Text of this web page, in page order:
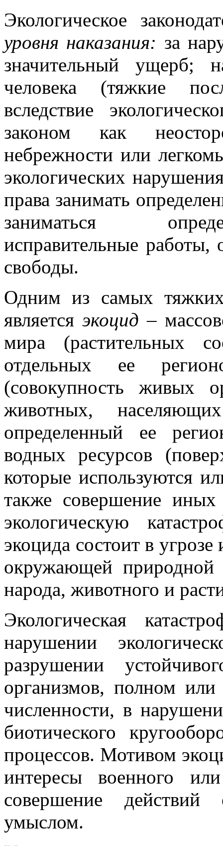
Экологическое
уровня наказания: за
значительный ущерб;
человека (тяжкие
вследствие
законом как
небрежности или
экологических
права занимать
заниматься
исправительные работы,
свободы.
Одним из самых тяжких
является экоцид –
мира (растительных
отдельных ее
(совокупность живых
животных,
определенный ее
водных ресурсов
которые используются
также совершение иных
экологическую
экоцида состоит в
окружающей природной
народа, животного и
Экологическая
нарушении
разрушении
организмов, полном
численности, в
биотического
процессов. Мотивом
интересы военного или
совершение
умыслом.